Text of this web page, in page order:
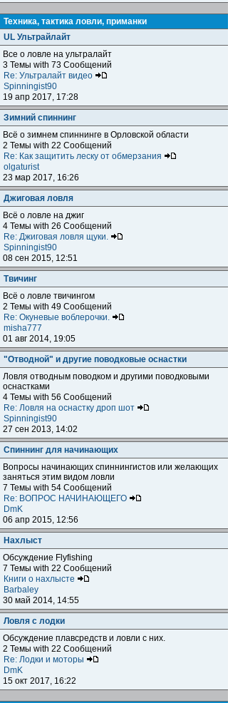
Техника, тактика ловли, приманки
UL Ультрайлайт
Все о ловле на ультралайт
3 Темы with 73 Сообщений
Re: Ультралайт видео
Spinningist90
19 апр 2017, 17:28
Зимний спиннинг
Всё о зимнем спиннинге в Орловской области
2 Темы with 22 Сообщений
Re: Как защитить леску от обмерзания
olgaturist
23 мар 2017, 16:26
Джиговая ловля
Всё о ловле на джиг
4 Темы with 26 Сообщений
Re: Джиговая ловля щуки.
Spinningist90
08 сен 2015, 12:51
Твичинг
Всё о ловле твичингом
2 Темы with 49 Сообщений
Re: Окуневые воблерочки.
misha777
01 авг 2014, 19:05
"Отводной" и другие поводковые оснастки
Ловля отводным поводком и другими поводковыми
оснастками
4 Темы with 56 Сообщений
Re: Ловля на оснастку дроп шот
Spinningist90
27 сен 2013, 14:02
Спиннинг для начинающих
Вопросы начинающих спиннингистов или желающих
заняться этим видом ловли
7 Темы with 54 Сообщений
Re: ВОПРОС НАЧИНАЮЩЕГО
DmK
06 апр 2015, 12:56
Нахлыст
Обсуждение Flyfishing
7 Темы with 22 Сообщений
Книги о нахлысте
Barbaley
30 май 2014, 14:55
Ловля с лодки
Обсуждение плавсредств и ловли с них.
2 Темы with 22 Сообщений
Re: Лодки и моторы
DmK
15 окт 2017, 16:22